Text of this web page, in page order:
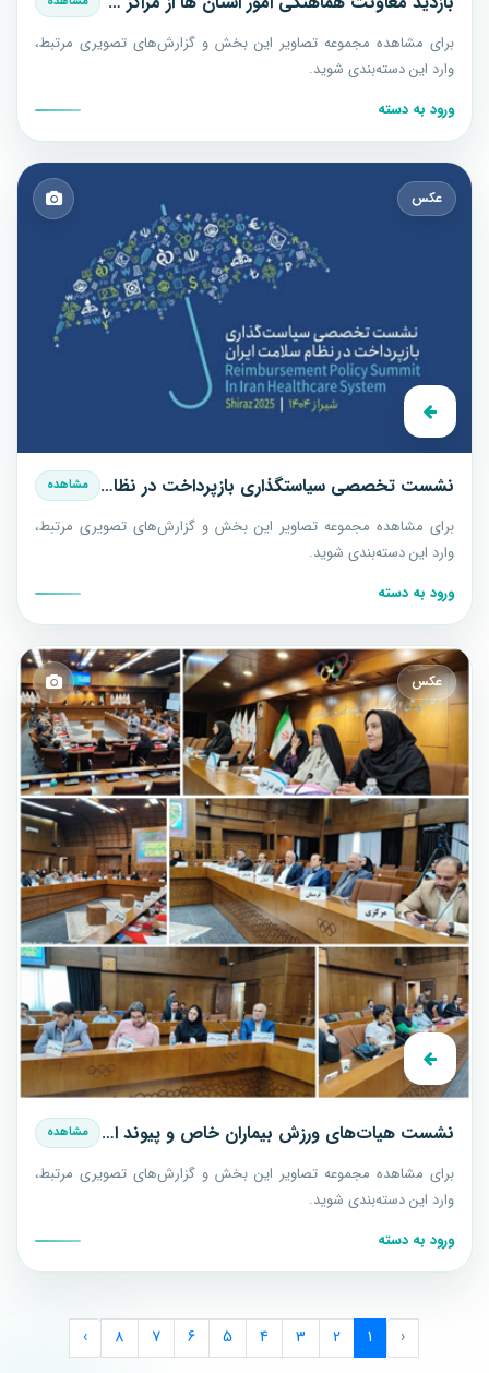
برای مشاهده مجموعه تصاویر این بخش و گزارش‌های تصویری مرتبط،
وارد این دسته‌بندی شوید.
ورود به دسته
عکس
نشست تخصصی سیاستگذاری بازپرداخت در نظام سلامت ایران مشاهده
برای مشاهده مجموعه تصاویر این بخش و گزارش‌های تصویری مرتبط،
وارد این دسته‌بندی شوید.
ورود به دسته
عکس
نشست هیات‌های ورزش بیماران خاص و پیوند اعضا با حضور مسوولان فدراسیون مشاهده
برای مشاهده مجموعه تصاویر این بخش و گزارش‌های تصویری مرتبط،
وارد این دسته‌بندی شوید.
ورود به دسته
‹
1
2
3
4
5
6
7
8
›